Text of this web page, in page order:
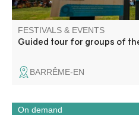
FESTIVALS & EVENTS
Guided tour for groups of
BARRÊME-EN
On demand